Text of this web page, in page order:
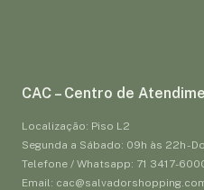
CAC – Centro de
Localização: Piso L2
Segunda a Sábado: 09h às 22h -
Telefone / Whatsapp: 71 3417-
Email: